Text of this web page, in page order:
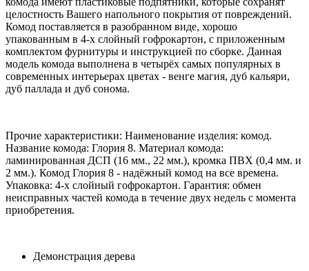
целостность Вашего напольного покрытия от повреждений.
Комод поставляется в разобранном виде, хорошо
упакованным в 4-х слойный гофрокартон, с приложенным
комплектом фурнитуры и инструкцией по сборке. Данная
модель комода выполнена в четырёх самых популярных в
современных интерьерах цветах - венге магия, дуб кальяри,
дуб паллада и дуб сонома.
Прочие характеристики: Наименование изделия: комод.
Название комода: Глория 8. Материал комода:
ламинированная ДСП (16 мм., 22 мм.), кромка ПВХ (0,4 мм. и
2 мм.). Комод Глория 8 - надёжный комод на все времена.
Упаковка: 4-х слойный гофрокартон. Гарантия: обмен
неисправных частей комода в течение двух недель с момента
приобретения.
Демонстрация дерева